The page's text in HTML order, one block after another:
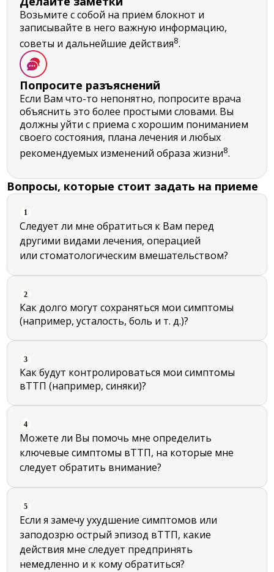
Возьмите с собой на прием блокнот и
записывайте в него важную информацию,
советы и дальнейшие действия8.
Попросите разъяснений
Если Вам что-то непонятно, попросите врача
объяснить это более простыми словами. Вы
должны уйти с приема с хорошим пониманием
своего состояния, плана лечения и любых
рекомендуемых изменений образа жизни8.
Вопросы, которые стоит задать на приеме
1
Следует ли мне обратиться к Вам перед
другими видами лечения, операцией
или стоматологическим вмешательством?
2
Как долго могут сохраняться мои симптомы
(например, усталость, боль и т. д.)?
3
Как будут контролироваться мои симптомы
вТТП (например, синяки)?
4
Можете ли Вы помочь мне определить
ключевые симптомы вТТП, на которые мне
следует обратить внимание?
5
Если я замечу ухудшение симптомов или
заподозрю острый эпизод вТТП, какие
действия мне следует предпринять
немедленно и к кому обратиться?